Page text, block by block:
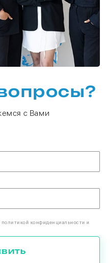
с Вами
конфиденциальности и